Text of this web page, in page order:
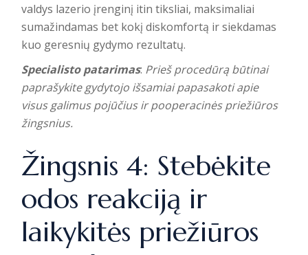
valdys lazerio įrenginį itin tiksliai, maksimaliai
sumažindamas bet kokį diskomfortą ir siekdamas
kuo geresnių gydymo rezultatų.
Specialisto patarimas: Prieš procedūrą būtinai
paprašykite gydytojo išsamiai papasakoti apie
visus galimus pojūčius ir pooperacinės priežiūros
žingsnius.
Žingsnis 4: Stebėkite
odos reakciją ir
laikykitės priežiūros